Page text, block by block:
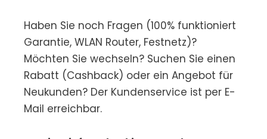
Haben Sie noch Fragen (100% funktioniert
Garantie, WLAN Router, Festnetz)?
Möchten Sie wechseln? Suchen Sie einen
Rabatt (Cashback) oder ein Angebot für
Neukunden? Der Kundenservice ist per E-
Mail erreichbar.